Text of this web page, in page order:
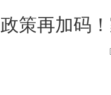
政策再加码